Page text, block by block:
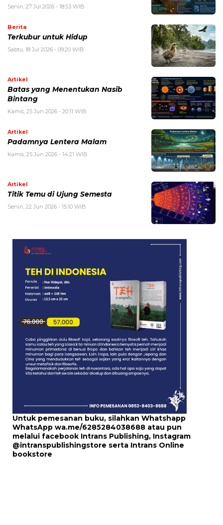
Senin, 27 Jul 2026 - 18:53 WIB
Berita
Terkubur untuk Hidup
Sabtu, 18 Jul 2026 - 09:20 WIB
Artikel
Batas yang Menentukan Nasib
Bintang
Kamis, 25 Jun 2026 - 20:11 WIB
Artikel
Padamnya Lentera Malam
Kamis, 25 Jun 2026 - 14:21 WIB
Artikel
Titik Temu di Ujung Semesta
Senin, 22 Jun 2026 - 15:10 WIB
Untuk pemesanan buku, silahkan Whatshapp
WhatsApp wa.me/6285284038688 atau pun
melalui facebook Intrans Publishing, Instagram
@intranspublishingstore serta Intrans Online
bookstore